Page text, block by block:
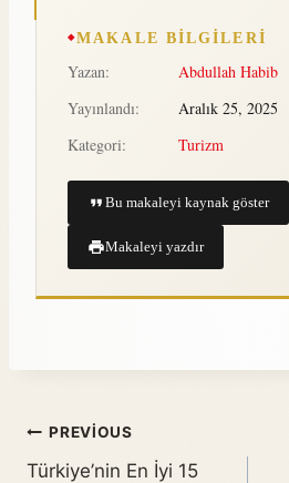
MAKALE BILGILERI
Yazan:
Abdullah Habib
Yayınlandı:
Aralık 25, 2025
Kategori:
Turizm
Bu makaleyi kaynak göster
Makaleyi yazdır
PREVIOUS
Türkiye’nin En İyi 15